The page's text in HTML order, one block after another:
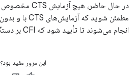
انجام می‌شوند تا تأیید شود که CFI بر دستگاه تأثیر نمی‌گذارد.
این مرور مفید بود؟